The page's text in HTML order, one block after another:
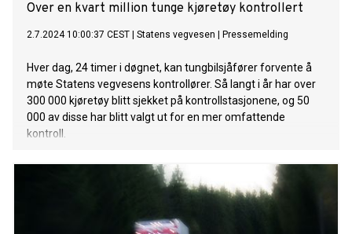
Over en kvart million tunge kjøretøy kontrollert
2.7.2024 10:00:37 CEST Statens vegvesen Pressemelding
Hver dag, 24 timer i døgnet, kan tungbilsjåfører forvente å
møte Statens vegvesens kontrollører. Så langt i år har over
300 000 kjøretøy blitt sjekket på kontrollstasjonene, og 50
000 av disse har blitt valgt ut for en mer omfattende
kontroll.